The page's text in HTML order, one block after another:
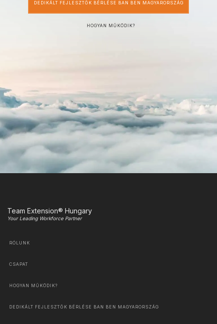
DEDIKÁLT FEJLESZTŐK BÉRLÉSE BAN BEN MAGYARORSZÁG
HOGYAN MŰKÖDIK?
Team Extension® Hungary
Your Leading Workforce Partner
RÓLUNK
CSAPAT
HOGYAN MŰKÖDIK?
DEDIKÁLT FEJLESZTŐK BÉRLÉSE BAN BEN MAGYARORSZÁG